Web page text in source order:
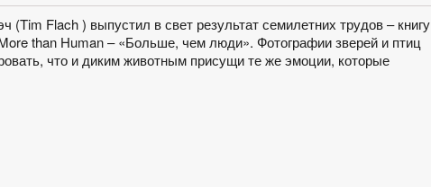
Flach ) выпустил в свет результат семилетних трудов – книгу
than Human – «Больше, чем люди». Фотографии зверей и птиц
что и диким животным присущи те же эмоции, которые